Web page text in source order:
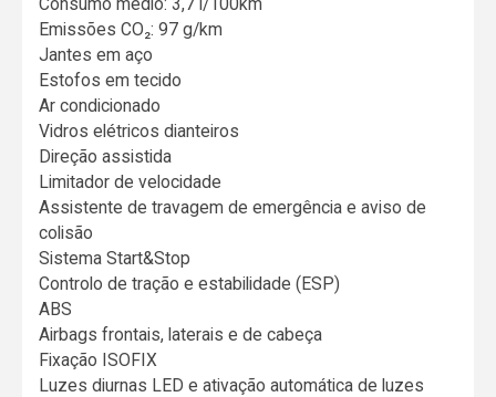
Consumo médio: 3,7 l/100km
Emissões CO₂: 97 g/km
Jantes em aço
Estofos em tecido
Ar condicionado
Vidros elétricos dianteiros
Direção assistida
Limitador de velocidade
Assistente de travagem de emergência e aviso de
colisão
Sistema Start&Stop
Controlo de tração e estabilidade (ESP)
ABS
Airbags frontais, laterais e de cabeça
Fixação ISOFIX
Luzes diurnas LED e ativação automática de luzes